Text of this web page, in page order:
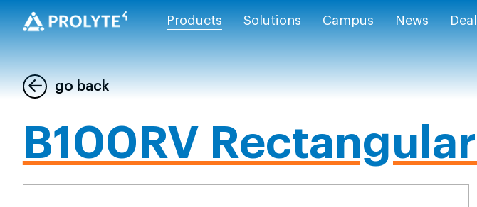
Products Solutions Campus News
go back
B100RV